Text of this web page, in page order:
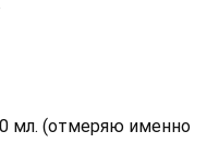
мл. (отмеряю именно